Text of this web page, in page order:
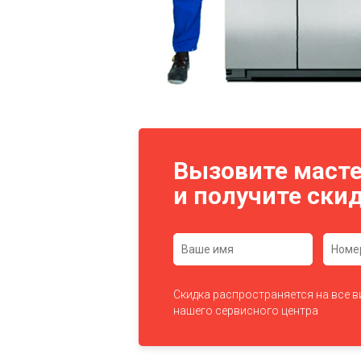
Вызовите
и получите
Скидка распространяется на все
нашего сервисного центра